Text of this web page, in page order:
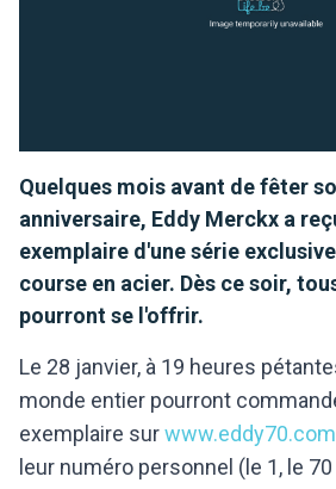
Quelques mois avant de fêter
anniversaire, Eddy Merckx a
exemplaire d'une série
course en acier. Dès ce soir,
pourront se l'offrir.
Le 28 janvier, à 19 heures
monde entier pourront
exemplaire surwww.eddy70.com
leur numéro personnel (le 1, le